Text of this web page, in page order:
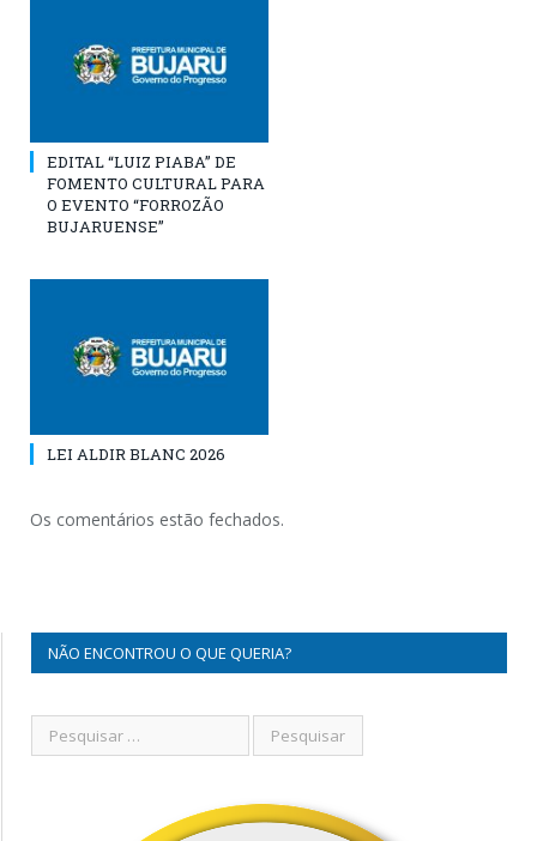
EDITAL “LUIZ PIABA” DE
FOMENTO CULTURAL PARA
O EVENTO “FORROZÃO
BUJARUENSE”
LEI ALDIR BLANC 2026
Os comentários estão fechados.
NÃO ENCONTROU O QUE QUERIA?